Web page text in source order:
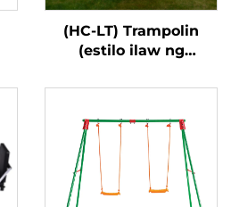
(HC-LT) Trampolin
(estilo ilaw ng